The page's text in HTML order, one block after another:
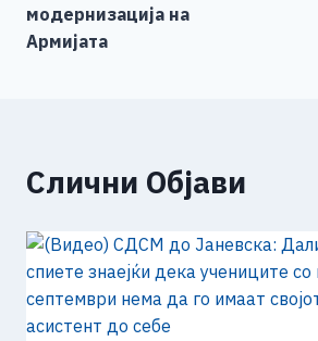
модернизација на
Армијата
Слични Објави